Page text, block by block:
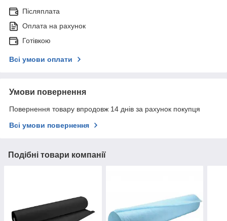
Післяплата
Оплата на рахунок
Готівкою
Всі умови оплати
Умови повернення
Повернення товару впродовж 14 днів за рахунок покупця
Всі умови повернення
Подібні товари компанії